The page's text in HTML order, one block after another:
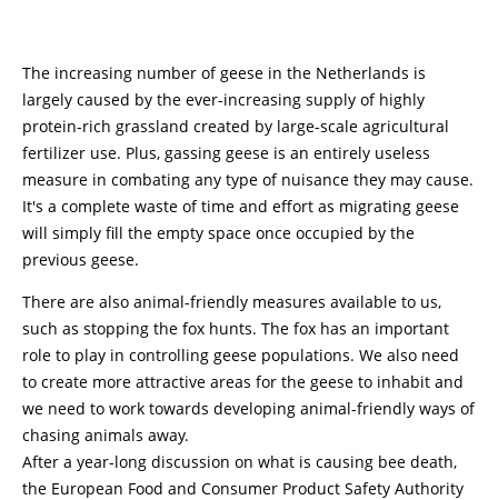
The increasing number of geese in the Netherlands is
largely caused by the ever-increasing supply of highly
protein-rich grassland created by large-scale agricultural
fertilizer use. Plus, gassing geese is an entirely useless
measure in combating any type of nuisance they may cause.
It's a complete waste of time and effort as migrating geese
will simply fill the empty space once occupied by the
previous geese.
There are also animal-friendly measures available to us,
such as stopping the fox hunts. The fox has an important
role to play in controlling geese populations. We also need
to create more attractive areas for the geese to inhabit and
we need to work towards developing animal-friendly ways of
chasing animals away.
After a year-long discussion on what is causing bee death,
the European Food and Consumer Product Safety Authority